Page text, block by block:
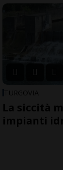
TURGOVIA
La siccità
impianti